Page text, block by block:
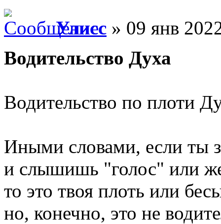
Улисс » 09 янв
Водительство Духа
Водительство по плоти
Иными словами, если ты
и слышишь "голос" или
то это твоя плоть или
но, конечно, это не